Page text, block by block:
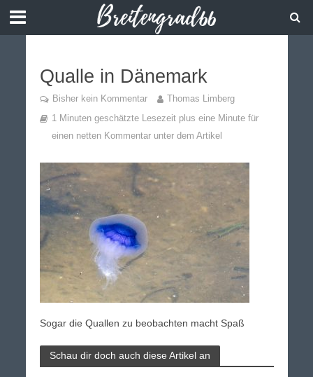
Qualle in Dänemark
Bisher kein Kommentar
Thomas Limberg
1 Minuten geschätzte Lesezeit plus eine Minute für
einen netten Kommentar unter dem Artikel
Sogar die Quallen zu beobachten macht Spaß
Schau dir doch auch diese Artikel an